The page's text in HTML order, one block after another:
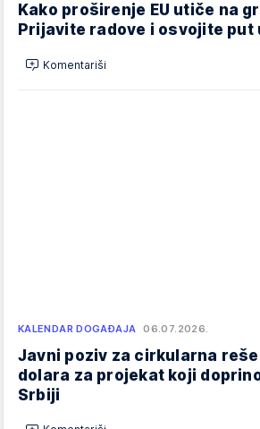
Kako proširenje EU utiče na
Prijavite radove i osvojite put
Komentariši
KALENDAR DOGAĐAJA 06.07.2026.
Javni poziv za cirkularna
dolara za projekat koji
Srbiji